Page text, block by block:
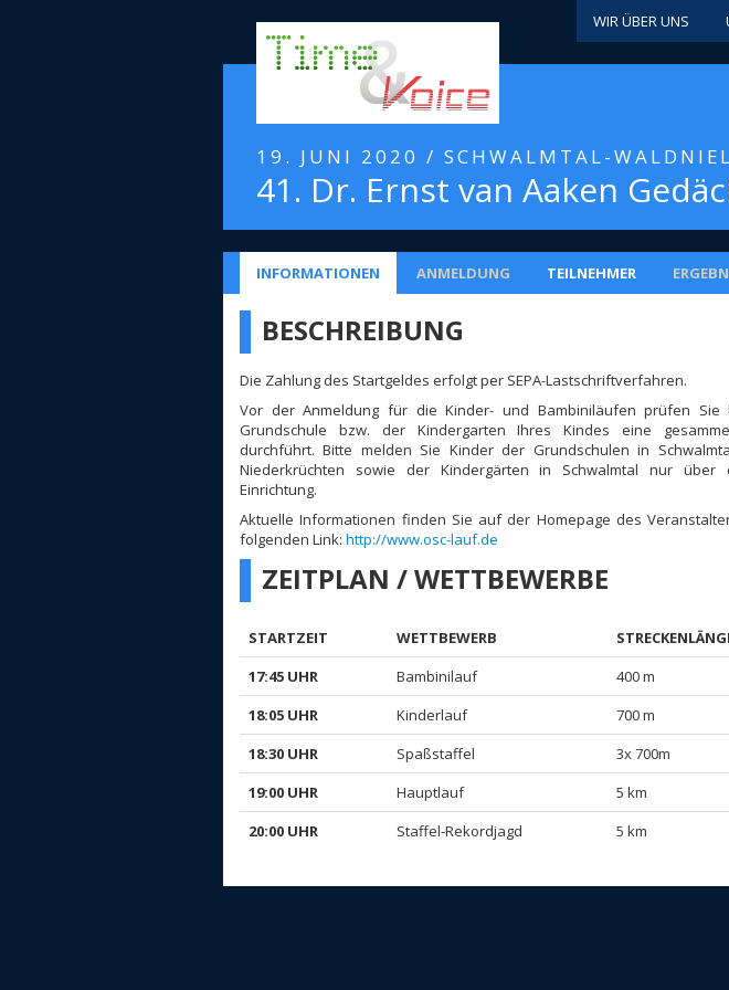
WIR ÜBER UNS
19. JUNI 2020 / SCHWALMTAL-WALDNIEL
41. Dr. Ernst van Aaken
INFORMATIONEN ANMELDUNG TEILNEHMER
BESCHREIBUNG
Die Zahlung des Startgeldes erfolgt per SEPA-Lastschriftverfahren.
Vor der Anmeldung für die Kinder- und Bambiniläufen prüfen
Grundschule bzw. der Kindergarten Ihres Kindes eine
durchführt. Bitte melden Sie Kinder der Grundschulen in
Niederkrüchten sowie der Kindergärten in Schwalmtal nur über
Einrichtung.
Aktuelle Informationen finden Sie auf der Homepage des
folgenden Link: http://www.osc-lauf.de
ZEITPLAN / WETTBEWERBE
STARTZEIT WETTBEWERB
17:45 UHR
Bambinilauf 400 m
18:05 UHR
Kinderlauf 700 m
18:30 UHR
Spaßstaffel 3x 700m
19:00 UHR
Hauptlauf 5 km
20:00 UHR
Staffel-Rekordjagd 5 km